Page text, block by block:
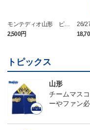
モンテディオ山形 ピカ
チュウ タオルマフラー
2,500円
26/
ニフ
トピックス
山形
チームマス
ーやファン必